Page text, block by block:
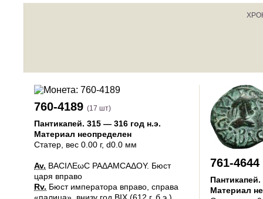
760-4189 (17 шт)
Пантикапей. 315 — 316 год н.э.
Материал неопределен
Статер , вес 0.00 г, d0.0 мм
Av. ΒΑCΙΛΕωC ΡΑΔΑΜCΑΔΟΥ. Бюст
царя вправо
Rv. Бюст императора вправо, справа
761-4644
Пантикапей.
Материал